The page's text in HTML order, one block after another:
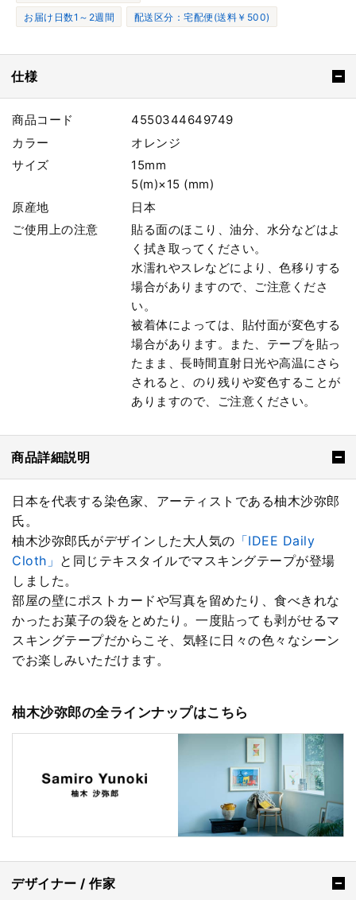
お届け日数1～2週間
配送区分：宅配便(送料￥500)
仕様
商品コード
4550344649749
カラー
オレンジ
サイズ
15mm
5(m)×15 (mm)
原産地
日本
ご使用上の注意
貼る面のほこり、油分、水分などはよ
く拭き取ってください。
水濡れやスレなどにより、色移りする
場合がありますので、ご注意くださ
い。
被着体によっては、貼付面が変色する
場合があります。また、テープを貼っ
たまま、長時間直射日光や高温にさら
されると、のり残りや変色することが
ありますので、ご注意ください。
商品詳細説明
日本を代表する染色家、アーティストである柚木沙弥郎
氏。
柚木沙弥郎氏がデザインした大人気の 「IDEE Daily
Cloth」 と同じテキスタイルでマスキングテープが登場
しました。
部屋の壁にポストカードや写真を留めたり、食べきれな
かったお菓子の袋をとめたり。一度貼っても剥がせるマ
スキングテープだからこそ、気軽に日々の色々なシーン
でお楽しみいただけます。
柚木沙弥郎の全ラインナップはこちら
デザイナー / 作家